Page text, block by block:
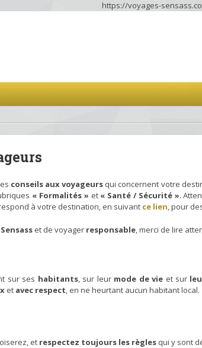
https://voyages-
conseils aux voyageurs qui concernent votre
« Formalités » et « Santé / Sécurité ».
à votre destination, en suivant ce lien, pour
et de voyager responsable, merci de lire
sur ses habitants, sur leur mode de vie et sur
et avec respect, en ne heurtant aucun habitant local.
et respectez toujours les règles qui y sont